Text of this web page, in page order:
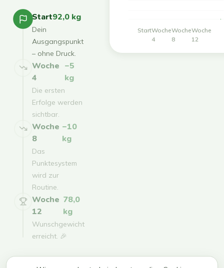
Start92,0 kg
Dein
Ausgangspunkt
– ohne Druck.
Woche
4
−5
kg
Die ersten
Erfolge werden
sichtbar.
Woche
8
−10
kg
Das
Punktesystem
wird zur
Routine.
Woche
12
78,0
kg
Wunschgewicht
erreicht. 🎉
StartWoche
4
Woche
8
Woche
12